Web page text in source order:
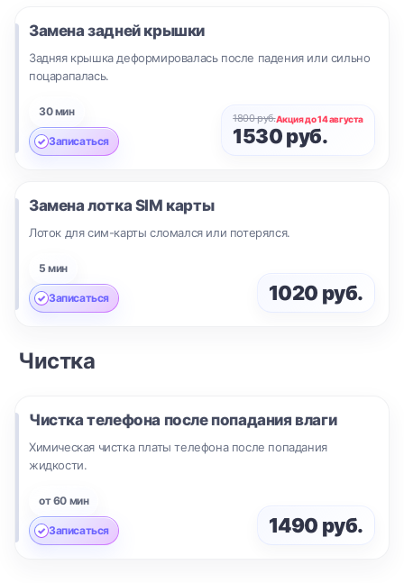
Замена задней крышки
Задняя крышка деформировалась после падения или сильно
поцарапалась.
30 мин
Записаться
1800 руб.Акция до 14 августа
1530 руб.
Замена лотка SIM карты
Лоток для сим-карты сломался или потерялся.
5 мин
Записаться 1020 руб.
Чистка
Чистка телефона после попадания влаги
Химическая чистка платы телефона после попадания
жидкости.
от 60 мин
Записаться 1490 руб.